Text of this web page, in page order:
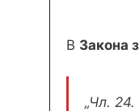
В Закона
„Чл.